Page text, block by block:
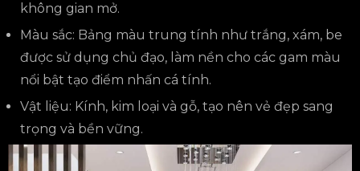
không gian mở.
Màu sắc: Bảng màu trung tính như trắng, xám, be
được sử dụng chủ đạo, làm nền cho các gam màu
nổi bật tạo điểm nhấn cá tính.
Vật liệu: Kính, kim loại và gỗ, tạo nên vẻ đẹp sang
trọng và bền vững.